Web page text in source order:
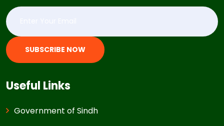
SUBSCRIBE NOW
Useful Links
Government of Sindh